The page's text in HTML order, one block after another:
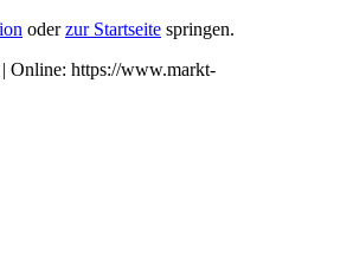
oderzur Startseite springen.
| Online: https://www.markt-